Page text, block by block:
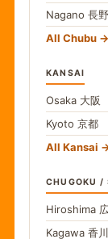
Nagano 長野
All Chubu
KANSAI
Osaka 大阪
Kyoto 京都
All Kansai
CHUGOKU /
Hiroshima
Kagawa 香川